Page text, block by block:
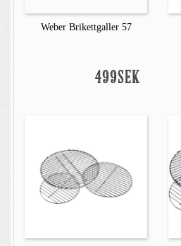
Weber Brikettgaller 57
499SEK